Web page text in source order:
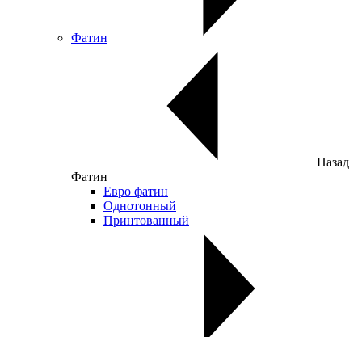
Фатин
Назад
Фатин
Евро фатин
Однотонный
Принтованный